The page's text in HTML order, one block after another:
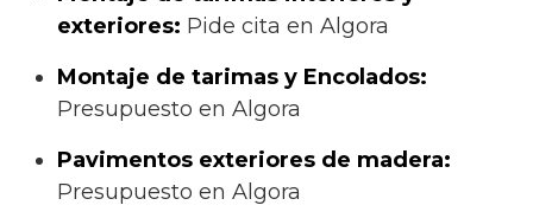
exteriores: Pide cita en Algora
Montaje de tarimas y Encolados:
Presupuesto en Algora
Pavimentos exteriores de madera:
Presupuesto en Algora